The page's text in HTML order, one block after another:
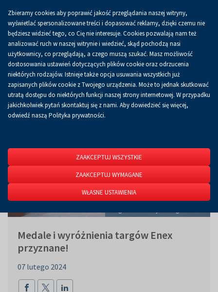
0.00 złKoszykPL
Strona główna O firmie Aktualności
Aktualności
Medale i wyróżnienia targów Enex
przyznane!
07 lutego 2024
Zbieramy cookies aby poprawić jakość przeglądania naszej witryny,
wyświetlać spersonalizowane treści i dopasować reklamy, dzięki czemu nie
będziesz widzieć tego, co Cię nie interesuje. Cookies pozwalają nam też
analizować ruch w naszej witrynie i wiedzieć, skąd pochodzą nasi
użytkownicy, co przeglądają, a czego muszą szukać. Masz możliwość
dostosowania ustawień dotyczących plików cookie oraz odrzucenia
niektórych rodzajów. Istnieje także opcja usuwania wszystkich już
zapisanych plików cookie z Twojego urządzenia. Może to jednak skutkować
utratą dostępu do niektórych funkcji naszej strony internetowej. W przypadku
jakichkolwiek pytań skontaktuj się z nami. Aby dowiedzieć się więcej,
odwiedź naszą Polityka prywatności.
ZAAKCEPTUJ WSZYSTKIE
ZAAKCEPTUJ WYMAGANE
WŁASNE USTAWIENIA